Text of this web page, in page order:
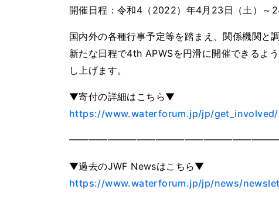
開催日程：令和4（2022）年4月23日（土）～
国内外の各種行事予定等を踏まえ、関係機関と
新たな日程で4th APWSを円滑に開催できるよ
し上げます。
▼寄付の詳細はこちら▼
https://www.waterforum.jp/jp/get_involved/
▼過去のJWF Newsはこちら▼
https://www.waterforum.jp/jp/news/